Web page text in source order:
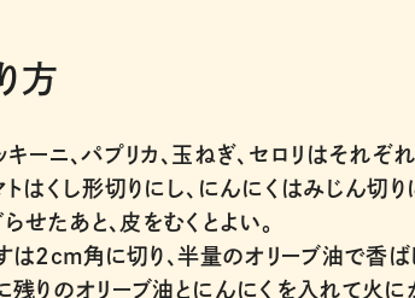
方
キーニ、パプリカ、玉ねぎ、セロリはそれぞ
トはくし形切りにし、にんにくはみじん切
らせたあと、皮をむくとよい。
は2cm角に切り、半量のオリーブ油で香ば
残りのオリーブ油とにんにくを入れて火に